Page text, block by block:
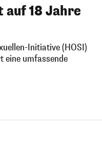
18 Jahre
Initiative (HOSI)
eine umfassende